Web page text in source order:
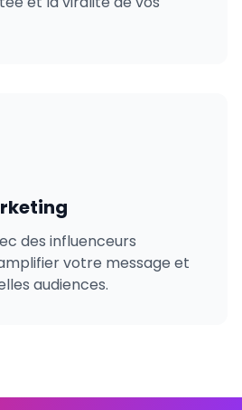
des influenceurs
votre message et
audiences.